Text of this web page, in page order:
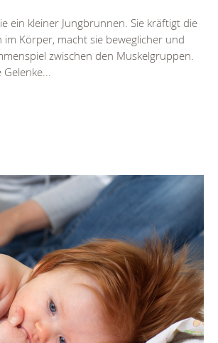
ein kleiner Jungbrunnen. Sie kräftigt die
im Körper, macht sie beweglicher und
zwischen den Muskelgruppen.